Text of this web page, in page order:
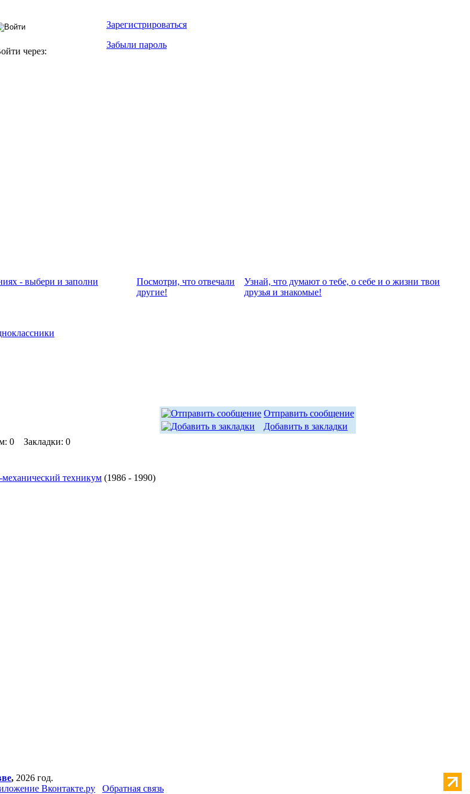
через:
Зарегистрироваться
Забыли пароль
- выбери и заполни
Посмотри, что отвeчали
другие!
Узнай, что думают о тебе, о себе и о жизни твои
друзья и знакомые!
0 Закладки: 0
техникум (1986 - 1990)
Отправить сообщение
Добавить в закладки
, 2026 год.
Вконтакте.ру Обратная связь